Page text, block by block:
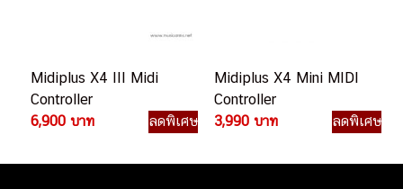
Midiplus X4 III Midi
Controller
6,900 บาท
ลดพิเศษ
Midiplus X4 Mini MIDI
Controller
3,990 บาท
ลดพิเศษ